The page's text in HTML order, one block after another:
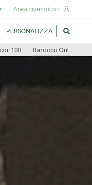
Area rivenditori
PERSONALIZZA
100 Barocco Out